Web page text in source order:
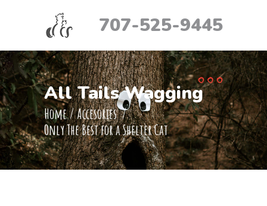
707-525-9445
All Tails Wagging
Home/Accesories/
Only The Best for a Shelter Cat